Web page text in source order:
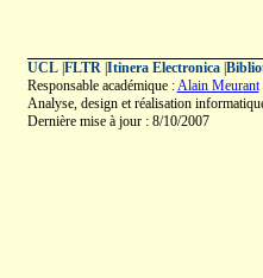
UCL| FLTR| Itinera Electronica|
Responsable académique :Alain Meurant
Analyse, design et réalisation
Dernière mise à jour : 8/10/2007